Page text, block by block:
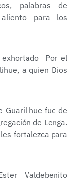
palabras de
para los
exhortado Por el
a quien Dios
Guarilihue fue de
de Lenga.
fortalezca para
Valdebenito